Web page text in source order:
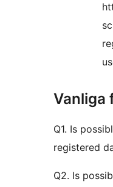
Vanliga
Q1. Is
registered
Q2. Is